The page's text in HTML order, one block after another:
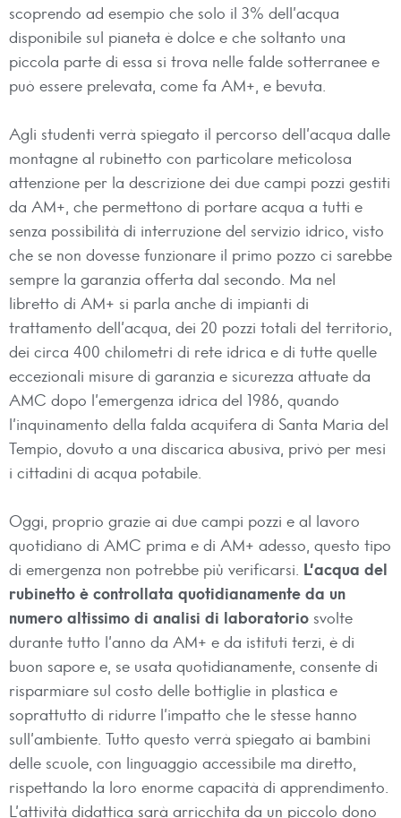
scoprendo ad esempio che solo il 3% dell’acqua
disponibile sul pianeta è dolce e che soltanto una
piccola parte di essa si trova nelle falde sotterranee e
può essere prelevata, come fa AM+, e bevuta.
Agli studenti verrà spiegato il percorso dell’acqua dalle
montagne al rubinetto con particolare meticolosa
attenzione per la descrizione dei due campi pozzi gestiti
da AM+, che permettono di portare acqua a tutti e
senza possibilità di interruzione del servizio idrico, visto
che se non dovesse funzionare il primo pozzo ci sarebbe
sempre la garanzia offerta dal secondo. Ma nel
libretto di AM+ si parla anche di impianti di
trattamento dell’acqua, dei 20 pozzi totali del territorio,
dei circa 400 chilometri di rete idrica e di tutte quelle
eccezionali misure di garanzia e sicurezza attuate da
AMC dopo l’emergenza idrica del 1986, quando
l’inquinamento della falda acquifera di Santa Maria del
Tempio, dovuto a una discarica abusiva, privò per mesi
i cittadini di acqua potabile.
Oggi, proprio grazie ai due campi pozzi e al lavoro
quotidiano di AMC prima e di AM+ adesso, questo tipo
di emergenza non potrebbe più verificarsi. L’acqua del
rubinetto è controllata quotidianamente da un
numero altissimo di analisi di laboratorio svolte
durante tutto l’anno da AM+ e da istituti terzi, è di
buon sapore e, se usata quotidianamente, consente di
risparmiare sul costo delle bottiglie in plastica e
soprattutto di ridurre l’impatto che le stesse hanno
sull’ambiente. Tutto questo verrà spiegato ai bambini
delle scuole, con linguaggio accessibile ma diretto,
rispettando la loro enorme capacità di apprendimento.
L’attività didattica sarà arricchita da un piccolo dono